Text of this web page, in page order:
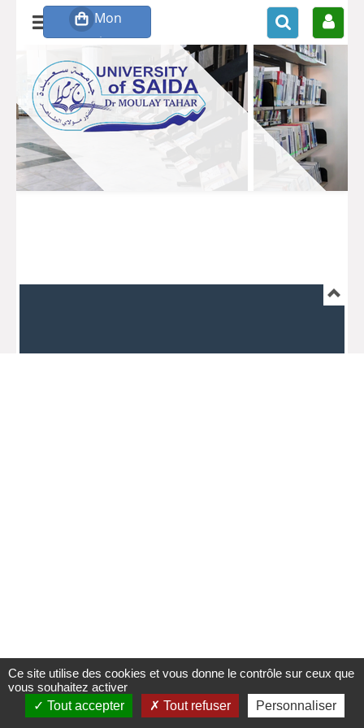
Ce site utilise des cookies et vous donne le contrôle sur ceux que
vous souhaitez activer
Tout accepter
Tout refuser Personnaliser